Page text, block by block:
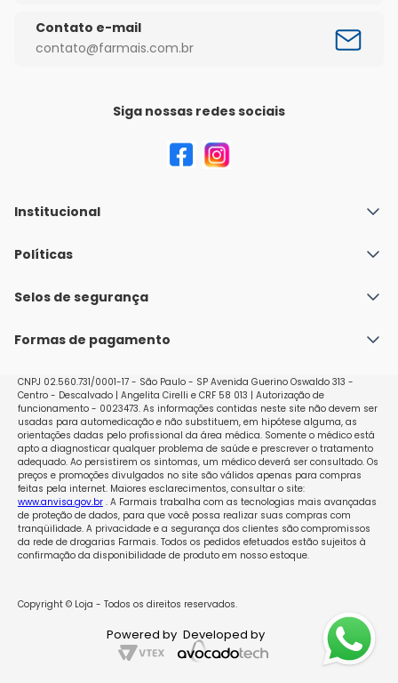
Contato e-mail
contato@farmais.com.br
Siga nossas redes sociais
Institucional
Quem Somos
Nossas lojas
Políticas
Política de Envio
Políticas de Trocas e Devoluções
Selos de segurança
Formas de pagamento
CNPJ 02.560.731/0001-17 - São Paulo - SP Avenida Guerino Oswaldo 313 -
Centro - Descalvado | Angelita Cirelli e CRF 58 013 | Autorização de
funcionamento - 0023473. As informações contidas neste site não devem ser
usadas para automedicação e não substituem, em hipótese alguma, as
orientações dadas pelo profissional da área médica. Somente o médico está
apto a diagnosticar qualquer problema de saúde e prescrever o tratamento
adequado. Ao persistirem os sintomas, um médico deverá ser consultado. Os
preços e promoções divulgados no site são válidos apenas para compras
feitas pela internet. Maiores esclarecimentos, consultar o site:
www.anvisa.gov.br. A Farmais trabalha com as tecnologias mais avançadas
de proteção de dados, para que você possa realizar suas compras com
tranqüilidade. A privacidade e a segurança dos clientes são compromissos
da rede de drogarias Farmais. Todos os pedidos efetuados estão sujeitos à
confirmação da disponibilidade de produto em nosso estoque.
Copyright © Loja - Todos os direitos reservados.
Powered by Developed by